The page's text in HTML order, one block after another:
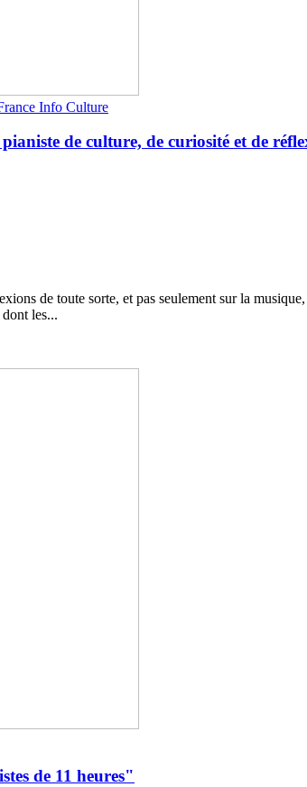
Info Culture
de culture, de curiosité et de
de toute sorte, et pas seulement sur la
les...
de 11 heures"